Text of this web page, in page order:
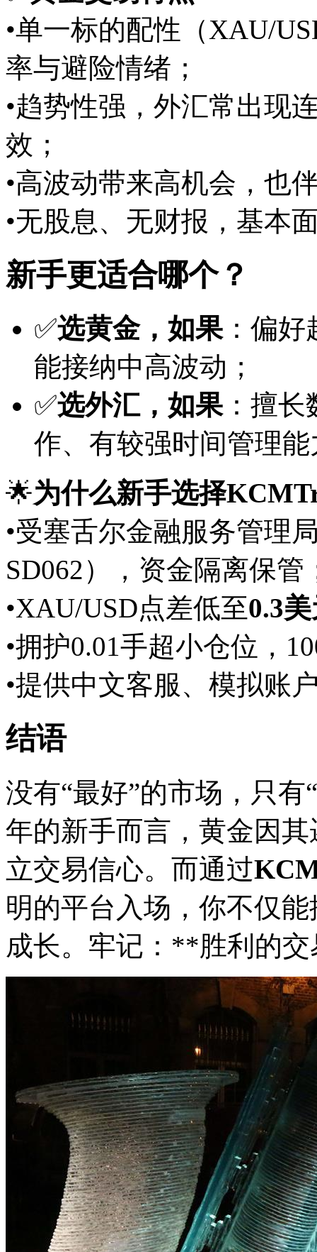
•单一标的配性（XAU/
率与避险情绪；
•趋势性强，外汇常出现
效；
•高波动带来高机会，也
•无股息、无财报，基本
新手更适合哪个？
✅选黄金，如果：偏好
能接纳中高波动；
✅选外汇，如果：擅长
作、有较强时间管理能
🌟为什么新手选择
•受塞舌尔金融服务管理
SD062），资金隔离保管
•XAU/USD点差低至0.3
•拥护0.01手超小仓位，
•提供中文客服、模拟账
结语
没有“最好”的市场，只有
年的新手而言，黄金因
立交易信心。而通过
明的平台入场，你不仅
成长。牢记：**胜利的